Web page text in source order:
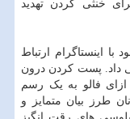
خنثی کردن تهدید
اینستاگرام ارتباط
داد. پست کردن درون
ازای فالو به یک رسم
طرز بیان متمایز و